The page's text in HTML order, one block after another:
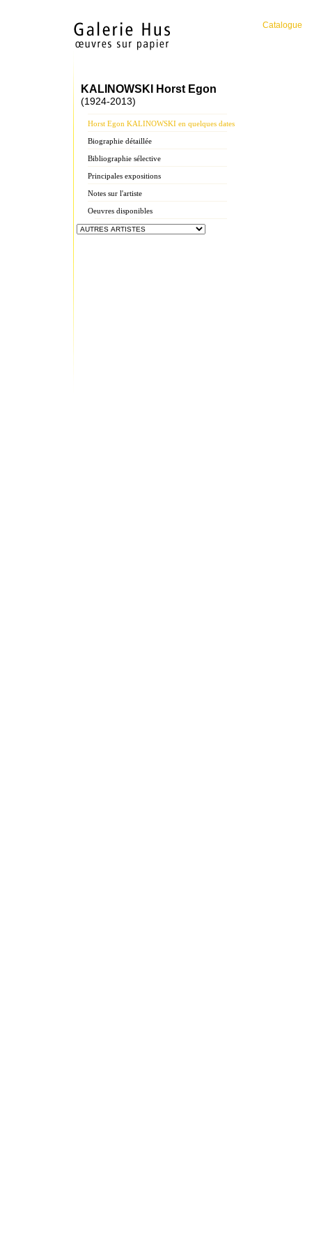
Catalogue
KALINOWSKI Horst Egon
(1924-2013)
Horst Egon KALINOWSKI en quelques dates
Biographie détaillée
Bibliographie sélective
Principales expositions
Notes sur l'artiste
Oeuvres disponibles